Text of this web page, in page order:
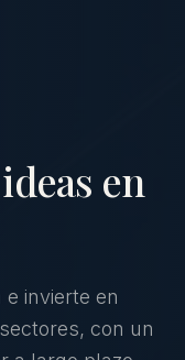
en
invierte en
con un